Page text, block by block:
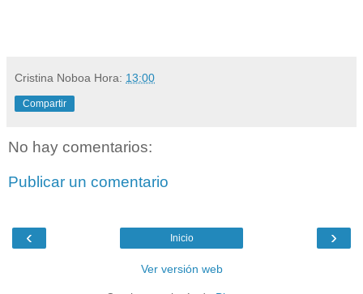
Cristina Noboa Hora: 13:00
Compartir
No hay comentarios:
Publicar un comentario
‹ ›
Inicio
Ver versión web